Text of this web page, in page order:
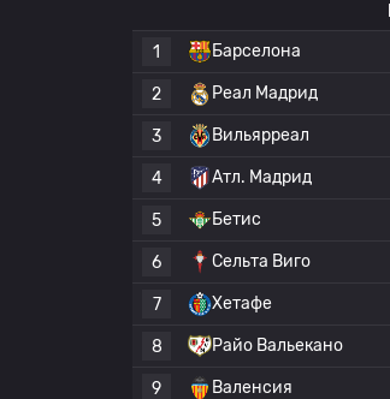
1
Барселона
2 Реал Мадрид
3 Вильярреал
4 Атл. Мадрид
5 Бетис
6 Сельта Виго
7 Хетафе
8 Райо Вальекано
9 Валенсия